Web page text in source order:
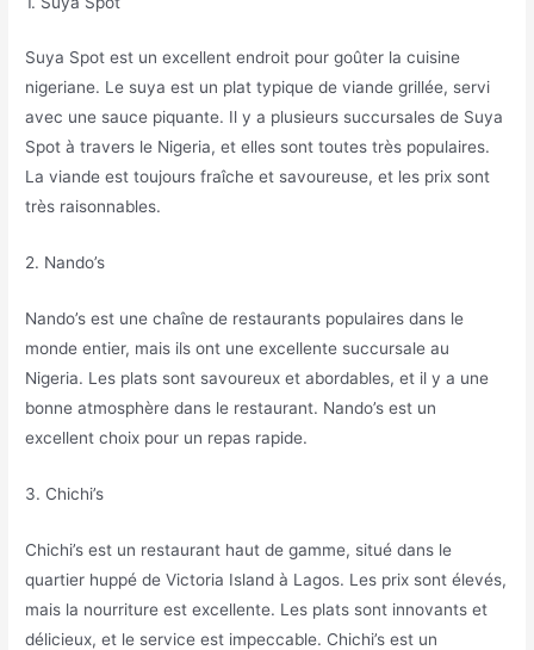
Suya Spot est un excellent endroit pour goûter la cuisine
nigeriane. Le suya est un plat typique de viande grillée, servi
avec une sauce piquante. Il y a plusieurs succursales de Suya
Spot à travers le Nigeria, et elles sont toutes très populaires.
La viande est toujours fraîche et savoureuse, et les prix sont
très raisonnables.
2. Nando’s
Nando’s est une chaîne de restaurants populaires dans le
monde entier, mais ils ont une excellente succursale au
Nigeria. Les plats sont savoureux et abordables, et il y a une
bonne atmosphère dans le restaurant. Nando’s est un
excellent choix pour un repas rapide.
3. Chichi’s
Chichi’s est un restaurant haut de gamme, situé dans le
quartier huppé de Victoria Island à Lagos. Les prix sont élevés,
mais la nourriture est excellente. Les plats sont innovants et
délicieux, et le service est impeccable. Chichi’s est un